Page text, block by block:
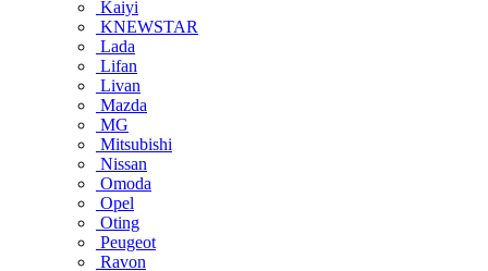
Kaiyi
KNEWSTAR
Lada
Lifan
Livan
Mazda
MG
Mitsubishi
Nissan
Omoda
Opel
Oting
Peugeot
Ravon